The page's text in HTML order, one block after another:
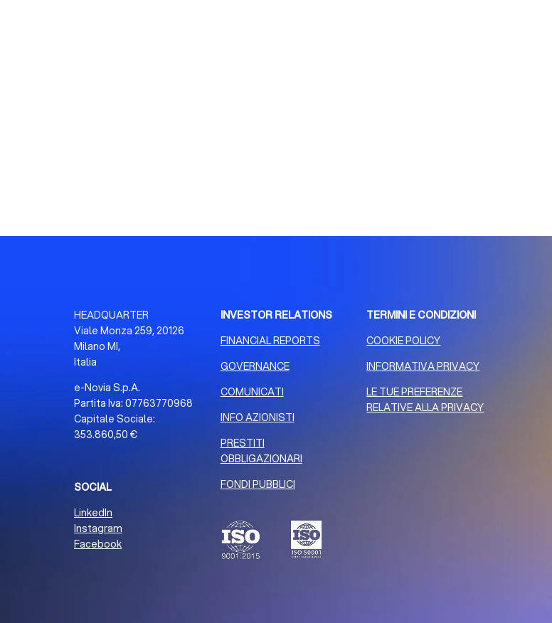
HEADQUARTER
Viale Monza 259, 20126
Milano MI,
Italia
e-Novia S.p.A.
Partita Iva: 07763770968
Capitale Sociale:
353.860,50 €
INVESTOR RELATIONS
FINANCIAL REPORTS
GOVERNANCE
COMUNICATI
INFO AZIONISTI
PRESTITI
OBBLIGAZIONARI
FONDI PUBBLICI
TERMINI E CONDIZIONI
COOKIE POLICY
INFORMATIVA PRIVACY
LE TUE PREFERENZE
RELATIVE ALLA PRIVACY
SOCIAL
LinkedIn
Instagram
Facebook